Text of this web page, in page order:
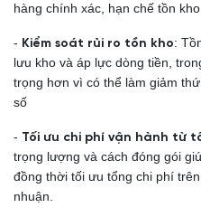
hàng chính xác, hạn chế tồn
- Kiểm soát rủi ro tồn kho:
lưu kho và áp lực dòng tiền,
trọng hơn vì có thể làm giảm
số
- Tối ưu chi phí vận hành từ
trọng lượng và cách đóng gói
đồng thời tối ưu tổng chi phí
nhuận.